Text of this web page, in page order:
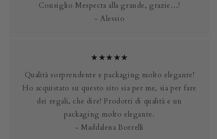
Consiglio Mespecta alla grande, grazie…!
- Alessio
★★★★★
Qualità sorprendente e packaging molto elegante!
Ho acquistato su questo sito sia per me, sia per fare
dei regali, che dire! Prodotti di qualità e un
packaging molto elegante.
- Maddalena Borrelli